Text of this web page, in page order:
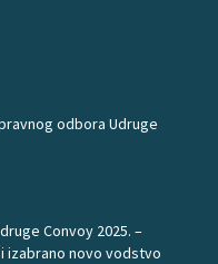
odbora Udruge
Convoy 2025. –
izabrano novo vodstvo